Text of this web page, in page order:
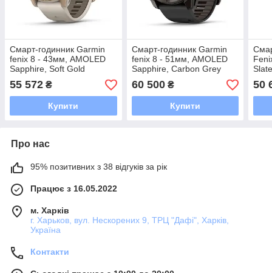
Смарт-годинник Garmin
fenix 8 - 43мм, AMOLED
Sapphire, Soft Gold
55 572 ₴
Купити
Смарт-годинник Garmin
fenix 8 - 51мм, AMOLED
Sapphire, Carbon Grey
60 500₴
Купити
50
Про нас
95% позитивних з 38 відгуків за рік
Працює з 16.05.2022
м. Харків
г. Харьков, вул. Нескорених 9, ТРЦ "Дафі", Харків,
Україна
Контакти